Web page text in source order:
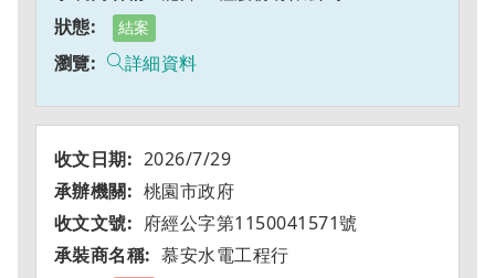
結案
詳細資料
2026/7/29
桃園市政府
府經公字第1150041571號
慕安水電工程行